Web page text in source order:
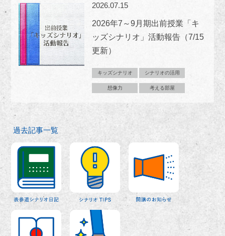
2026.07.15
2026年7～9月期出前授業「キ
ッズシナリオ」活動報告（7/15
更新）
キッズシナリオ シナリオの活用
想像力 考える部屋
過去記事一覧